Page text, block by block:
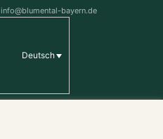
info@blumental-bayern.de
Deutsch